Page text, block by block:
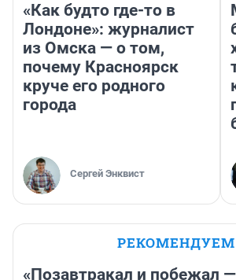
«Как будто где-то в
Лондоне»: журналист
из Омска — о том,
почему Красноярск
круче его родного
города
Сергей Энквист
РЕКОМЕНДУЕМ
«Позавтракал и побежал